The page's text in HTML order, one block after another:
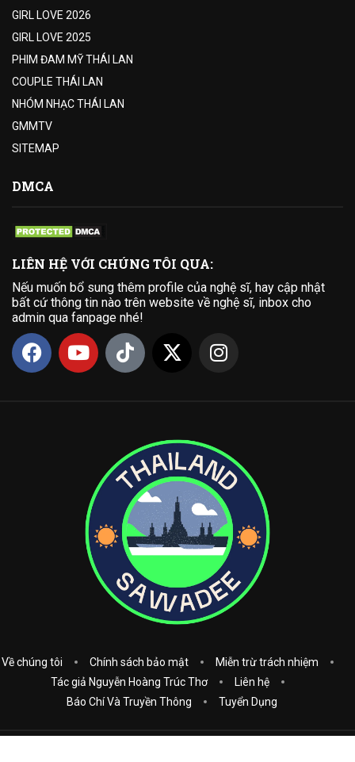
GIRL LOVE 2026
GIRL LOVE 2025
PHIM ĐAM MỸ THÁI LAN
COUPLE THÁI LAN
NHÓM NHẠC THÁI LAN
GMMTV
SITEMAP
DMCA
LIÊN HỆ VỚI CHÚNG TÔI QUA:
Nếu muốn bổ sung thêm profile của nghệ sĩ, hay cập nhật
bất cứ thông tin nào trên website về nghệ sĩ, inbox cho
admin qua fanpage nhé!
Về chúng tôi Chính sách bảo mật
Miễn trừ trách nhiệm
Tác giả Nguyễn Hoàng Trúc Thơ
Liên hệ
Báo Chí Và Truyền Thông
Tuyển Dụng